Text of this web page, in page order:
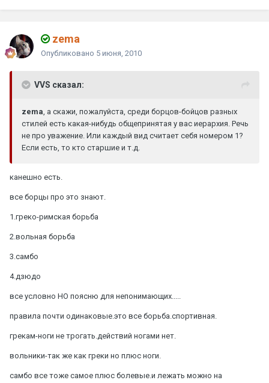
zema
Опубликовано 5 июня, 2010
VVS сказал:
zema, а скажи, пожалуйста, среди борцов-бойцов разных
стилей есть какая-нибудь общепринятая у вас иерархия. Речь
не про уважение. Или каждый вид считает себя номером 1?
Если есть, то кто старшие и т.д.
канешно есть.
все борцы про это знают.
1.греко-римская борьба
2.вольная борьба
3.самбо
4.дзюдо
все условно НО поясню для непонимающих.....
правила почти одинаковые.это все борьба.спортивная.
грекам-ноги не трогать.действий ногами нет.
вольники-так же как греки но плюс ноги.
самбо все тоже самое плюс болевые.и лежать можно на